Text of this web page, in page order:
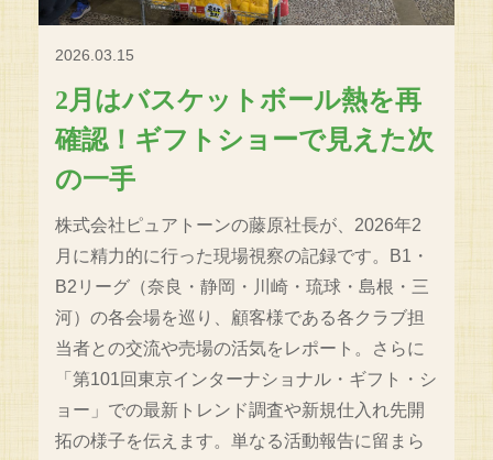
2月はバスケットボール熱を再
確認！ギフトショーで見えた次
の一手
2026.03.15
株式会社ピュアトーンの藤原社長が、2026年2
月に精力的に行った現場視察の記録です。B1・
B2リーグ（奈良・静岡・川崎・琉球・島根・三
河）の各会場を巡り、顧客様である各クラブ担
当者との交流や売場の活気をレポート。さらに
「第101回東京インターナショナル・ギフト・シ
ョー」での最新トレンド調査や新規仕入れ先開
拓の様子を伝えます。単なる活動報告に留まら